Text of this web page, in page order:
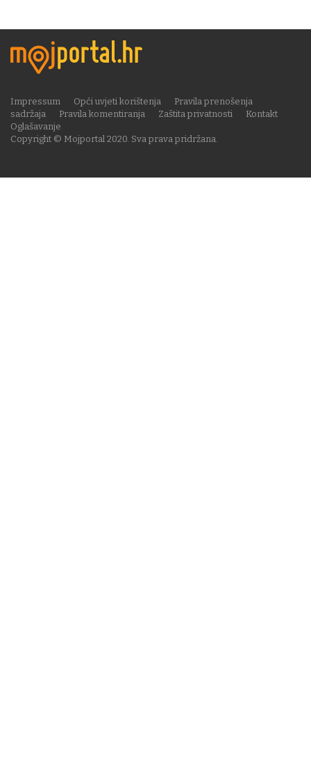
Copyright © Mojportal 2020. Sva prava pridržana.
Impressum Opći uvjeti korištenja
Pravila prenošenja
sadržaja
Pravila komentiranja Zaštita privatnosti
Kontakt
Oglašavanje